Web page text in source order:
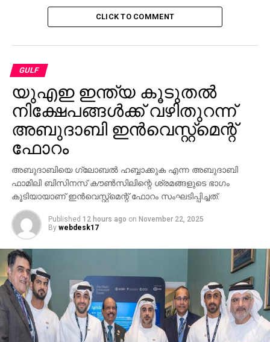
CLICK TO COMMENT
GULF
യുഎഇ ഇന്ത്യ കൂടുതല്‍
നിക്ഷേപങ്ങള്‍ക്ക് വഴിതുറന്ന്
അബുദാബി ഇന്‍വെസ്റ്റ്‌മെന്റ്
ഫോറം
അബുദാബിയെ ഗ്ലോബല്‍ ഹബ്ബാക്കുക എന്ന അബുദാബി
ഫാമിലി ബിസിനസ് കൗണ്‍സിലിന്റെ ശ്രമങ്ങളുടെ ഭാഗം
കൂടിയായാണ് ഇന്‍വെസ്റ്റ്‌മെന്റ് ഫോറം സംഘടിപ്പിച്ചത്.
Published 12 hours ago on November 22, 2025
By webdesk17